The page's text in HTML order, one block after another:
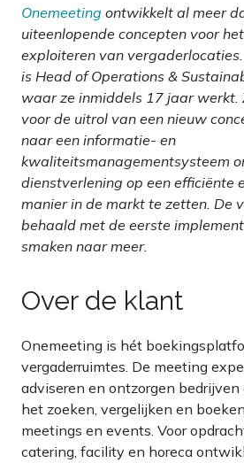
Onemeeting ontwikkelt al meer
uiteenlopende concepten voor
exploiteren van
is Head of Operations &
waar ze inmiddels 17 jaar werkt.
voor de uitrol van een nieuw
naar een informatie- en
kwaliteitsmanagementsysteem
dienstverlening op een efficiënte
manier in de markt te zetten. De
behaald met de eerste
smaken naar meer.
Over de klant
Onemeeting is hét
vergaderruimtes. De meeting
adviseren en ontzorgen
het zoeken, vergelijken en
meetings en events. Voor
catering, facility en horeca